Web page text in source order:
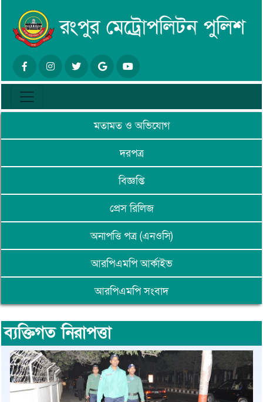
মতামত ও অভিযোগ
দরপত্র
বিজ্ঞপ্তি
প্রেস রিলিজ
অনাপত্তি পত্র (এনওসি)
আরপিএমপি আর্কাইভ
আরপিএমপি সংবাদ
ব্যক্তিগত নিরাপত্তা